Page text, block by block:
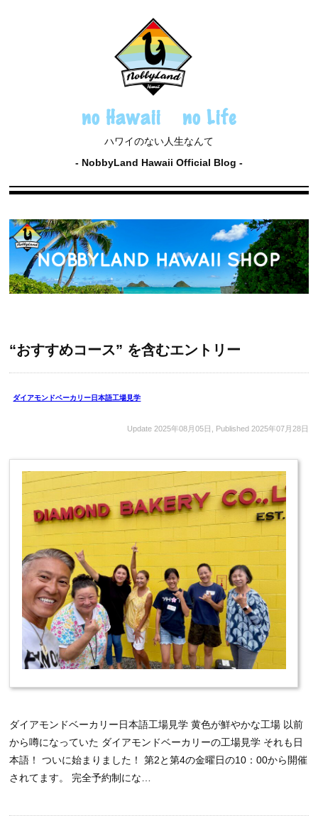
no Hawaii no Life
ハワイのない人生なんて
NobbyLand Hawaii Official Blog
“おすすめコース” を含むエントリー
ダイアモンドベーカリー日本語工場見学
Update 2025年08月05日 , Published 2025年07月28日
ダイアモンドベーカリー日本語工場見学 黄色が鮮やかな工場 以前
から噂になっていた ダイアモンドベーカリーの工場見学 それも日
本語！ ついに始まりました！ 第2と第4の金曜日の10：00から開催
されてます。 完全予約制にな…